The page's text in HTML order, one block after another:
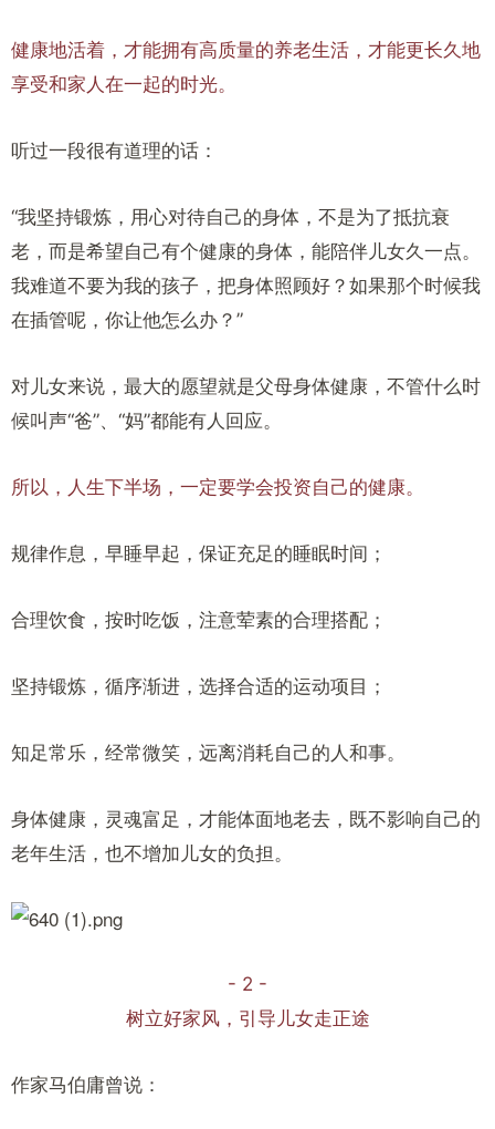
健康地活着，才能拥有高质量的养老生活，才能更长久地
享受和家人在一起的时光。
听过一段很有道理的话：
“我坚持锻炼，用心对待自己的身体，不是为了抵抗衰
老，而是希望自己有个健康的身体，能陪伴儿女久一点。
我难道不要为我的孩子，把身体照顾好？如果那个时候我
在插管呢，你让他怎么办？”
对儿女来说，最大的愿望就是父母身体健康，不管什么时
候叫声“爸”、“妈”都能有人回应。
所以，人生下半场，一定要学会投资自己的健康。
规律作息，早睡早起，保证充足的睡眠时间；
合理饮食，按时吃饭，注意荤素的合理搭配；
坚持锻炼，循序渐进，选择合适的运动项目；
知足常乐，经常微笑，远离消耗自己的人和事。
身体健康，灵魂富足，才能体面地老去，既不影响自己的
老年生活，也不增加儿女的负担。
- 2 -
树立好家风，引导儿女走正途
作家马伯庸曾说：